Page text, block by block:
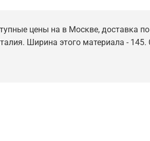
цены на в Москве, доставка по
Ширина этого материала -